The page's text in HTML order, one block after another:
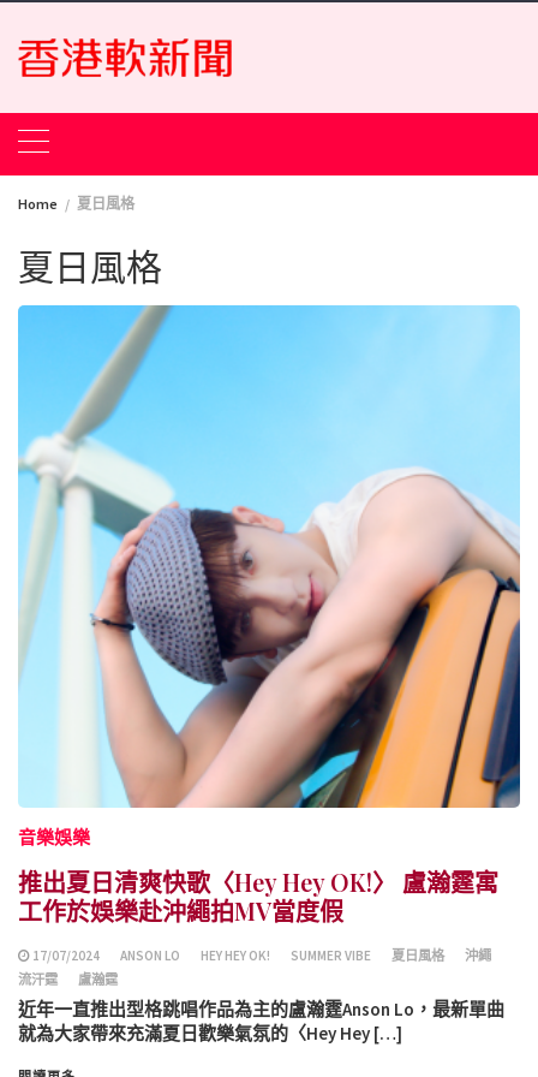
Skip
content
Home 夏日風格
夏日風格
音樂娛樂
推出夏日清爽快歌〈Hey Hey OK!〉 盧瀚霆寓
工作於娛樂赴沖繩拍MV當度假
17/07/2024 ANSON LO HEY HEY OK! SUMMER VIBE 夏日風格
沖繩
流汗霆
盧瀚霆
近年一直推出型格跳唱作品為主的盧瀚霆Anson Lo，最新單曲
就為大家帶來充滿夏日歡樂氣氛的〈Hey Hey […]